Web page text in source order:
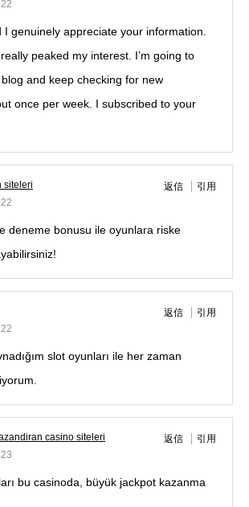
I genuinely appreciate your information.
peaked my interest. I’m going to
and keep checking for new
once per week. I subscribed to your
siteleri
返信 引用
deneme bonusu ile oyunlara riske
返信 引用
slot oyunları ile her zaman
casino siteleri
返信 引用
bu casinoda, büyük jackpot kazanma